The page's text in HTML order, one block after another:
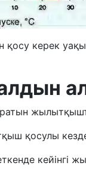
керек
қосулы
кейінгі